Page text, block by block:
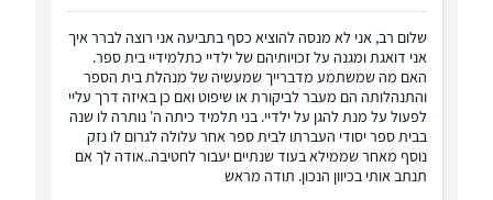
שלום רב, אני לא מנסה להוציא כסף בתביעה אני רוצה לברר איך
אני דואגת ומגנה על זכויותיהם של ילדיי כתלמידיי בית ספר.
האם מה שמשתמע מדברייך שמעשיה של מנהלת בית הספר
והתנהלותה הם מעבר לביקורת או שיפוט ואם כן באיזה דרך עליי
לפעול על מנת להגן על ילדיי. בני תלמיד כיתה ה' נותרה לו שנה
בבית ספר יסודי העברתו לבית ספר אחר עלולה לגרום לו נזק
נוסף מאחר שממילא בעוד שנתיים יעבור לחטיבה..אודה לך אם
תנתב אותי בכיוון הנכון. תודה מראש